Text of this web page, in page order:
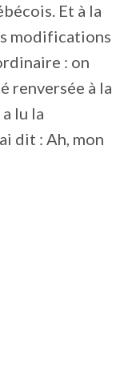
Et à la
modifications
: on
renversée à la
lu la
dit : Ah, mon